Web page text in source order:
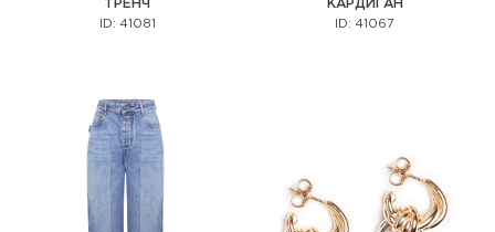
ТРЕНЧ
ID: 41081
КАРДИГАН
ID: 41067